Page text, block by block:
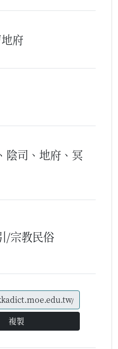
府
陰司、地府、冥
/宗教民俗
複製